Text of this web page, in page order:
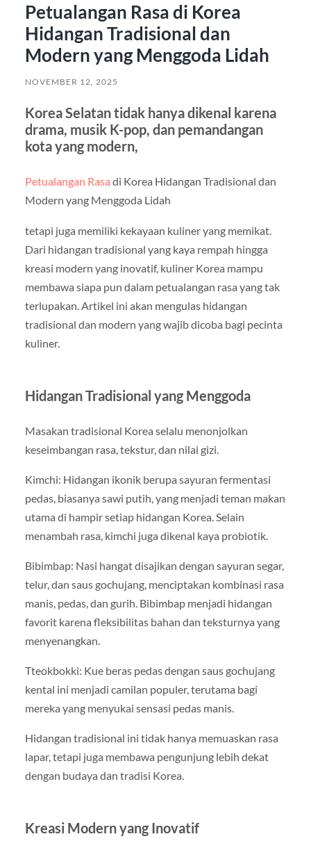
Petualangan Rasa di Korea
Hidangan Tradisional dan
Modern yang Menggoda Lidah
NOVEMBER 12, 2025
Korea Selatan tidak hanya dikenal karena
drama, musik K-pop, dan pemandangan
kota yang modern,
Petualangan Rasa di Korea Hidangan Tradisional dan
Modern yang Menggoda Lidah
tetapi juga memiliki kekayaan kuliner yang memikat.
Dari hidangan tradisional yang kaya rempah hingga
kreasi modern yang inovatif, kuliner Korea mampu
membawa siapa pun dalam petualangan rasa yang tak
terlupakan. Artikel ini akan mengulas hidangan
tradisional dan modern yang wajib dicoba bagi pecinta
kuliner.
Hidangan Tradisional yang Menggoda
Masakan tradisional Korea selalu menonjolkan
keseimbangan rasa, tekstur, dan nilai gizi.
Kimchi: Hidangan ikonik berupa sayuran fermentasi
pedas, biasanya sawi putih, yang menjadi teman makan
utama di hampir setiap hidangan Korea. Selain
menambah rasa, kimchi juga dikenal kaya probiotik.
Bibimbap: Nasi hangat disajikan dengan sayuran segar,
telur, dan saus gochujang, menciptakan kombinasi rasa
manis, pedas, dan gurih. Bibimbap menjadi hidangan
favorit karena fleksibilitas bahan dan teksturnya yang
menyenangkan.
Tteokbokki: Kue beras pedas dengan saus gochujang
kental ini menjadi camilan populer, terutama bagi
mereka yang menyukai sensasi pedas manis.
Hidangan tradisional ini tidak hanya memuaskan rasa
lapar, tetapi juga membawa pengunjung lebih dekat
dengan budaya dan tradisi Korea.
Kreasi Modern yang Inovatif